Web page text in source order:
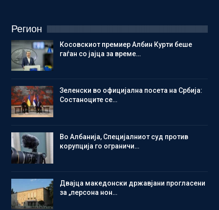
Регион
Косовскиот премиер Албин Курти беше
гаѓан со јајца за време…
Зеленски во официјална посета на Србија:
Состаноците се…
Во Албанија, Специјалниот суд против
корупција го ограничи…
Двајца македонски државјани прогласени
за „персона нон…